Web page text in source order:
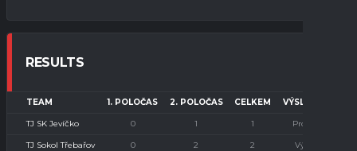
RESULTS
TEAM 1. POLOČAS 2. POLOČAS CELKEM VÝSLEDEK
TJ SK Jevíčko 0 1 1 Prohra
TJ Sokol Třebařov 0 2 2 Výhra